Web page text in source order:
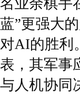
蓝”更强大
对AI的胜利
表，其军事
与人机协同